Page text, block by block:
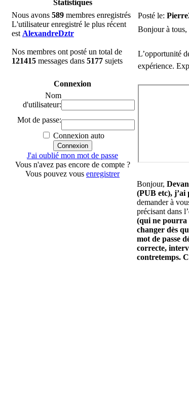
Statistiques
Nous avons 589 membres enregistrés
L'utilisateur enregistré le plus récent
est AlexandreDztr
Nos membres ont posté un total de
121415 messages dans 5177 sujets
Connexion
Nom
d'utilisateur:
Mot de passe:
Connexion auto
J'ai oublié mon mot de passe
Vous n'avez pas encore de compte ?
Vous pouvez vous enregistrer
Posté le:
Bonjour à tous,
L’opportunité
expérience.
Bonjour,
(PUB etc), j’ai
demander à
précisant dans
(qui ne pourra
changer dès
mot de passe
correcte,
contretemps.